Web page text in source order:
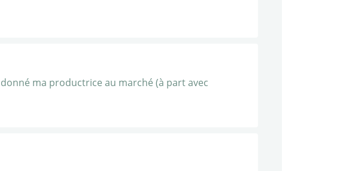
ma productrice au marché (à part avec